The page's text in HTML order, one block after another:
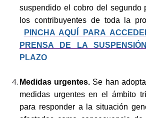
suspendido el cobro del segundo
los contribuyentes de toda la
PINCHA AQUÍ PARA
PRENSA DE LA
PLAZO
Medidas urgentes. Se han
medidas urgentes en el ámbito
para responder a la situación